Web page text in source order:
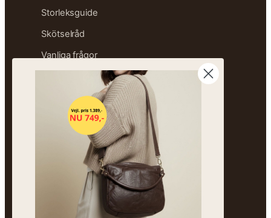
Storleksguide
Skötselråd
Vanliga frågor
Besök butiken
Hållbarhet